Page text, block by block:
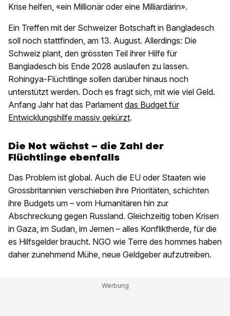
Krise helfen, «ein Millionär oder eine Milliardärin».
Ein Treffen mit der Schweizer Botschaft in Bangladesch
soll noch stattfinden, am 13. August. Allerdings: Die
Schweiz plant, den grössten Teil ihrer Hilfe für
Bangladesch bis Ende 2028 auslaufen zu lassen.
Rohingya-Flüchtlinge sollen darüber hinaus noch
unterstützt werden. Doch es fragt sich, mit wie viel Geld.
Anfang Jahr hat das Parlament das Budget für
Entwicklungshilfe massiv gekürzt.
Die Not wächst – die Zahl der
Flüchtlinge ebenfalls
Das Problem ist global. Auch die EU oder Staaten wie
Grossbritannien verschieben ihre Prioritäten, schichten
ihre Budgets um – vom Humanitären hin zur
Abschreckung gegen Russland. Gleichzeitig toben Krisen
in Gaza, im Sudan, im Jemen – alles Konfliktherde, für die
es Hilfsgelder braucht. NGO wie Terre des hommes haben
daher zunehmend Mühe, neue Geldgeber aufzutreiben.